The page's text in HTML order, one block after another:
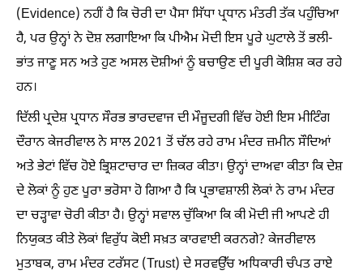
(Evidence) ਨਹੀਂ ਹੈ ਕਿ ਚੋਰੀ ਦਾ ਪੈਸਾ ਸਿੱਧਾ ਪ੍ਰਧਾਨ ਮੰਤਰੀ ਤੱਕ ਪਹੁੰਚਿਆ
ਹੈ, ਪਰ ਉਨ੍ਹਾਂ ਨੇ ਦੋਸ਼ ਲਗਾਇਆ ਕਿ ਪੀਐਮ ਮੋਦੀ ਇਸ ਪੂਰੇ ਘੁਟਾਲੇ ਤੋਂ ਭਲੀ-
ਭਾਂਤ ਜਾਣੂ ਸਨ ਅਤੇ ਹੁਣ ਅਸਲ ਦੋਸ਼ੀਆਂ ਨੂੰ ਬਚਾਉਣ ਦੀ ਪੂਰੀ ਕੋਸ਼ਿਸ਼ ਕਰ ਰਹੇ
ਹਨ।
ਦਿੱਲੀ ਪ੍ਰਦੇਸ਼ ਪ੍ਰਧਾਨ ਸੌਰਭ ਭਾਰਦਵਾਜ ਦੀ ਮੌਜੂਦਗੀ ਵਿੱਚ ਹੋਈ ਇਸ ਮੀਟਿੰਗ
ਦੌਰਾਨ ਕੇਜਰੀਵਾਲ ਨੇ ਸਾਲ 2021 ਤੋਂ ਚੱਲ ਰਹੇ ਰਾਮ ਮੰਦਰ ਜ਼ਮੀਨ ਸੌਦਿਆਂ
ਅਤੇ ਭੇਟਾਂ ਵਿੱਚ ਹੋਏ ਭ੍ਰਿਸ਼ਟਾਚਾਰ ਦਾ ਜ਼ਿਕਰ ਕੀਤਾ। ਉਨ੍ਹਾਂ ਦਾਅਵਾ ਕੀਤਾ ਕਿ ਦੇਸ਼
ਦੇ ਲੋਕਾਂ ਨੂੰ ਹੁਣ ਪੂਰਾ ਭਰੋਸਾ ਹੋ ਗਿਆ ਹੈ ਕਿ ਪ੍ਰਭਾਵਸ਼ਾਲੀ ਲੋਕਾਂ ਨੇ ਰਾਮ ਮੰਦਰ
ਦਾ ਚੜ੍ਹਾਵਾ ਚੋਰੀ ਕੀਤਾ ਹੈ। ਉਨ੍ਹਾਂ ਸਵਾਲ ਚੁੱਕਿਆ ਕਿ ਕੀ ਮੋਦੀ ਜੀ ਆਪਣੇ ਹੀ
ਨਿਯੁਕਤ ਕੀਤੇ ਲੋਕਾਂ ਵਿਰੁੱਧ ਕੋਈ ਸਖ਼ਤ ਕਾਰਵਾਈ ਕਰਨਗੇ? ਕੇਜਰੀਵਾਲ
ਮੁਤਾਬਕ, ਰਾਮ ਮੰਦਰ ਟਰੱਸਟ (Trust) ਦੇ ਸਰਵਉੱਚ ਅਧਿਕਾਰੀ ਚੰਪਤ ਰਾਏ